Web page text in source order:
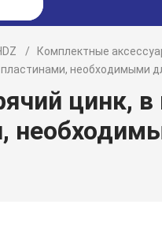
Комплектные
пластинами, необходимыми
цинк, в